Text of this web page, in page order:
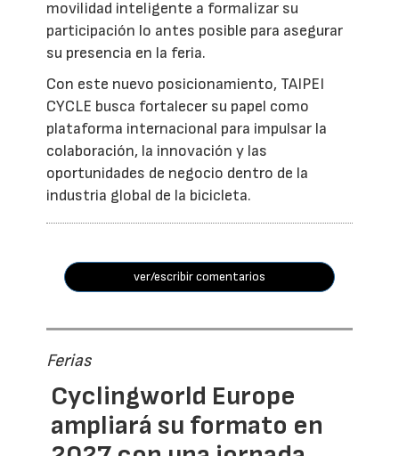
movilidad inteligente a formalizar su
participación lo antes posible para asegurar
su presencia en la feria.
Con este nuevo posicionamiento, TAIPEI
CYCLE busca fortalecer su papel como
plataforma internacional para impulsar la
colaboración, la innovación y las
oportunidades de negocio dentro de la
industria global de la bicicleta.
ver/escribir comentarios
Ferias
Cyclingworld Europe
ampliará su formato en